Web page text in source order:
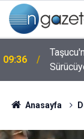
09:36
Anasayfa